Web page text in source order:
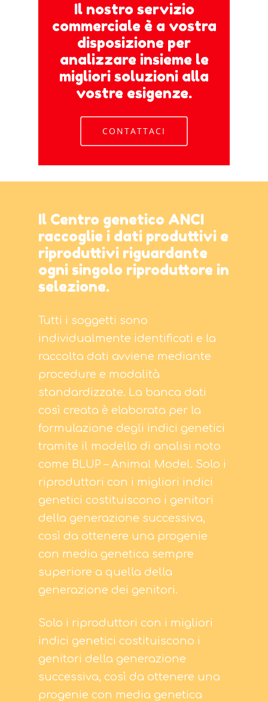
Il nostro servizio
commerciale è a vostra
disposizione per
analizzare insieme le
migliori soluzioni alla
vostre esigenze.
CONTATTACI
Il Centro genetico ANCI
raccoglie i dati produttivi e
riproduttivi riguardante
ogni singolo riproduttore in
selezione.
Tutti i soggetti sono
individualmente identificati e la
raccolta dati avviene mediante
procedure e modalità
standardizzate. La banca dati
così creata è elaborata per la
formulazione degli indici genetici
tramite il modello di analisi noto
come BLUP – Animal Model. Solo i
riproduttori con i migliori indici
genetici costituiscono i genitori
della generazione successiva,
così da ottenere una progenie
con media genetica sempre
superiore a quella della
generazione dei genitori.
Solo i riproduttori con i migliori
indici genetici costituiscono i
genitori della generazione
successiva, così da ottenere una
progenie con media genetica